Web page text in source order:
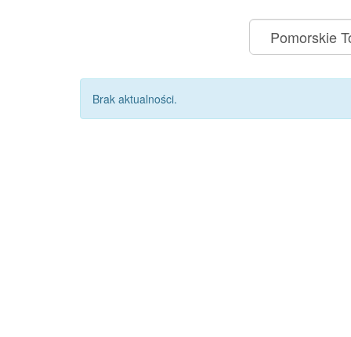
Brak aktualności.